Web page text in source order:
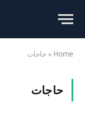
Home
»حاجات
حاجات